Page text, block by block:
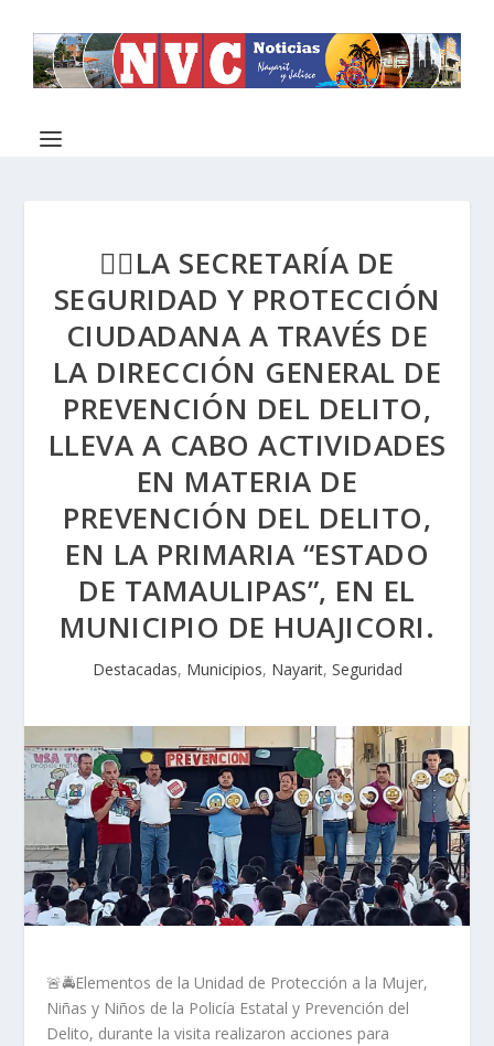
👮‍♂️LA SECRETARÍA DE
SEGURIDAD Y PROTECCIÓN
CIUDADANA A TRAVÉS DE
LA DIRECCIÓN GENERAL DE
PREVENCIÓN DEL DELITO,
LLEVA A CABO ACTIVIDADES
EN MATERIA DE
PREVENCIÓN DEL DELITO,
EN LA PRIMARIA “ESTADO
DE TAMAULIPAS”, EN EL
MUNICIPIO DE HUAJICORI.
Destacadas, Municipios, Nayarit, Seguridad
🚨🚔Elementos de la Unidad de Protección a la Mujer,
Niñas y Niños de la Policía Estatal y Prevención del
Delito, durante la visita realizaron acciones para